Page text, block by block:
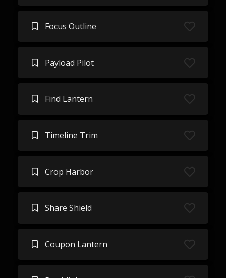
Focus Outline
Payload Pilot
Find Lantern
Timeline Trim
Crop Harbor
Share Shield
Coupon Lantern